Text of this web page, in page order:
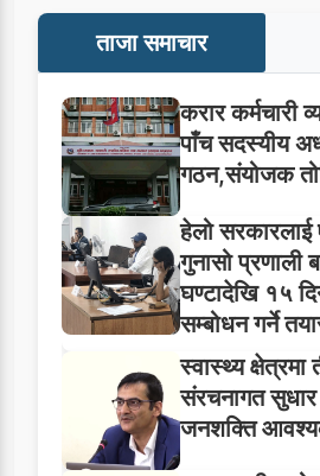
ताजा समाचार
करार कर्मचारी
पाँच सदस्यीय
गठन,संयोजक
हेलो
गुनासो प्रणाली
घण्टादेखि १५
सम्बोधन गर्ने
स्वास्थ्य क्षेत्रमा
संरचनागत
जनशक्ति